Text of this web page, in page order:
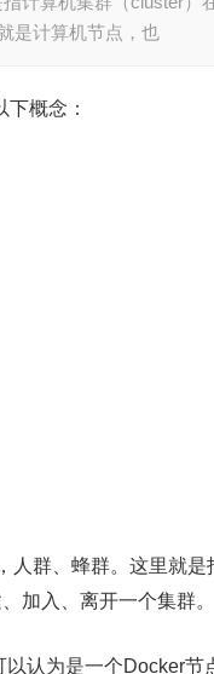
是计算机节点，也
概念：
人群、蜂群。这里就
加入、离开一个集群。
认为是一个Docker